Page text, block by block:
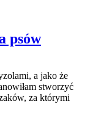
psów
a jako że
stworzyć
za którymi